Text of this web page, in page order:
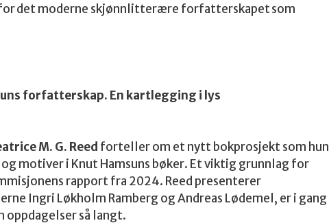
det moderne skjønnlitterære forfatterskapet som
forfatterskap. En kartlegging i lys
M. G. Reed forteller om et nytt bokprosjekt som hun
motiver i Knut Hamsuns bøker. Et viktig grunnlag for
rapport fra 2024. Reed presenterer
Ingri Løkholm Ramberg og Andreas Lødemel, er i gang
noen oppdagelser så langt.